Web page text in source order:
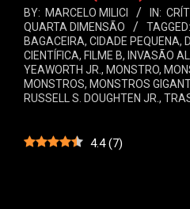
BY: MARCELO MILICI IN:
QUARTA DIMENSÃO
TAGGED:
BAGACEIRA, CIDADE PEQUENA,
CIENTÍFICA, FILME B, INVASÃO
YEAWORTH JR., MONSTRO,
MONSTROS, MONSTROS
RUSSELL S. DOUGHTEN JR.,
4.4 (7)